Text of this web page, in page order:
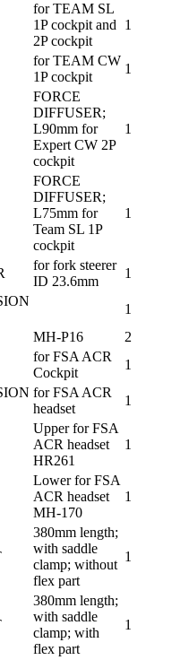
for TEAM SL
1P cockpit and
2P cockpit
1
for TEAM CW
1P cockpit
1
FORCE
DIFFUSER;
L90mm for
Expert CW 2P
cockpit
1
FORCE
DIFFUSER;
L75mm for
Team SL 1P
cockpit
1
for fork steerer
ID 23.6mm
1
1
MH-P16
2
for FSA ACR
Cockpit
1
for FSA ACR
headset
1
Upper for FSA
ACR headset
HR261
1
Lower for FSA
ACR headset
MH-170
1
380mm length;
with saddle
clamp; without
flex part
1
380mm length;
with saddle
clamp; with
flex part
1